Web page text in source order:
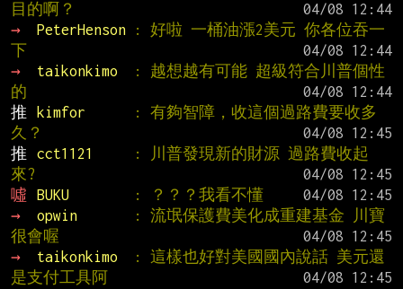
目的啊？
→
PeterHenson
: 好啦 一桶油漲2美元 你各位吞一
下
→
taikonkimo
: 越想越有可能 超級符合川普個性
的
推
kimfor
: 有夠智障，收這個過路費要收多
久？
推
cct1121
: 川普發現新的財源 過路費收起
來?
噓
BUKU : ？？？我看不懂
→
opwin
: 流氓保護費美化成重建基金 川寶
很會喔
→
taikonkimo
: 這樣也好對美國國內說話 美元還
是支付工具阿